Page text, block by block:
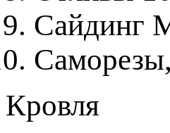
Сайдинг
Кровля